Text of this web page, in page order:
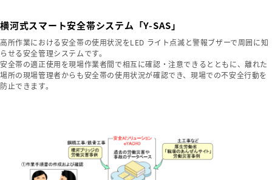
横河式スマート安全帯システム「Y-SAS」
高所作業における安全帯の使用状況をLED ライト点滅と警報ブザーで周囲に知
らせる安全管理システムです。
安全帯の適正使用を現場作業者間で相互に確認・注意できるとともに、離れた
場所の現場管理者からも安全帯の使用状況が確認でき、現場での不安全行動を
防止できます。